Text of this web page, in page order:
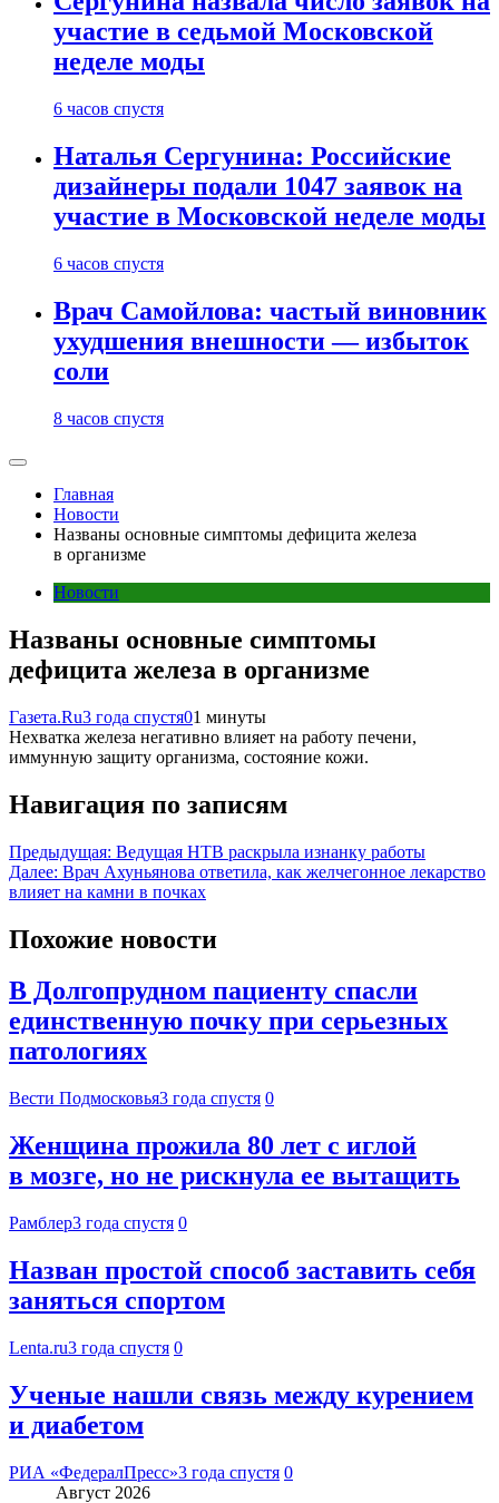
участие в седьмой Московской
неделе моды
6 часов спустя
Наталья Сергунина: Российские
дизайнеры подали 1047 заявок на
участие в Московской неделе моды
6 часов спустя
Врач Самойлова: частый виновник
ухудшения внешности — избыток
соли
8 часов спустя
Главная
Новости
Названы основные симптомы дефицита железа
в организме
Новости
Названы основные симптомы
дефицита железа в организме
Газета.Ru3 года спустя01 минуты
Нехватка железа негативно влияет на работу печени,
иммунную защиту организма, состояние кожи.
Навигация по записям
Предыдущая: Ведущая НТВ раскрыла изнанку работы
Далее: Врач Ахуньянова ответила, как желчегонное лекарство
влияет на камни в почках
Похожие новости
В Долгопрудном пациенту спасли
единственную почку при серьезных
патологиях
Вести Подмосковья3 года спустя 0
Женщина прожила 80 лет с иглой
в мозге, но не рискнула ее вытащить
Рамблер3 года спустя 0
Назван простой способ заставить себя
заняться спортом
Lenta.ru3 года спустя 0
Ученые нашли связь между курением
и диабетом
РИА «ФедералПресс»3 года спустя 0
Август 2026